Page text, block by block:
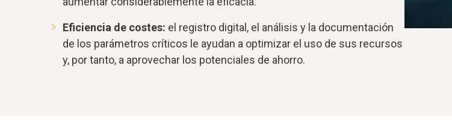
Eficiencia de costes: el registro digital, el análisis y la documentación
de los parámetros críticos le ayudan a optimizar el uso de sus recursos
y, por tanto, a aprovechar los potenciales de ahorro.